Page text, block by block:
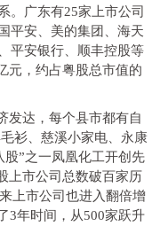
。广东有25家上市公司
平安、美的集团、海天
平安银行、顺丰控股等
元，约占粤股总市值的
发达，每个县市都有自
衫、慈溪小家电、永康
股”之一凤凰化工开创先
上市公司总数破百家历
上市公司也进入翻倍增
3年时间，从500家跃升